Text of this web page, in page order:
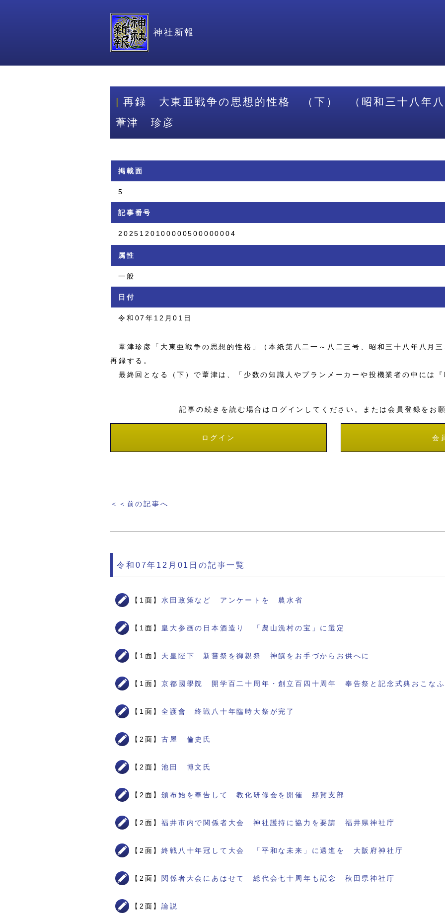
神社新報
再録 大東亜戦争の思想的性格 （下） （昭和三十八年
葦津 珍彦
掲載面
5
記事番号
2025120100000500000004
属性
一般
日付
令和07年12月01日
葦津珍彦「大東亜戦争の思想的性格」（本紙第八二一～八二三号、昭和三十八年八月
再録する。
最終回となる（下）で葦津は、「少数の知識人やプランメーカーや投機業者の中には
記事の続きを読む場合はログインしてください。または会員登録をお
ログイン 会
＜＜前の記事へ
令和07年12月01日の記事一覧
【1面】水田政策など アンケートを 農水省
【1面】 皇大参画の日本酒造り 「農山漁村の宝」に選定
【1面】 天皇陛下 新嘗祭を御親祭 神饌をお手づからお供へに
【1面】京都國學院 開学百二十周年・創立百四十周年 奉告祭と記念式典おこなふ
【1面】全護會 終戦八十年臨時大祭が完了
【2面】古屋 倫史氏
【2面】池田 博文氏
【2面】頒布始を奉告して 教化研修会を開催 那賀支部
【2面】福井市内で関係者大会 神社護持に協力を要請 福井県神社庁
【2面】終戦八十年冠して大会 「平和な未来」に邁進を 大阪府神社庁
【2面】 関係者大会にあはせて 総代会七十周年も記念 秋田県神社庁
【2面】論説